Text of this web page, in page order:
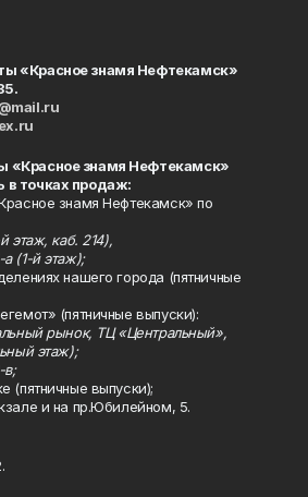
«Красное знамя Нефтекамск»
«Красное знамя Нефтекамск»
в точках продаж:
знамя Нефтекамск» по
этаж, каб. 214),
(1-й этаж);
нашего города (пятничные
(пятничные выпуски):
рынок, ТЦ «Центральный»,
этаж);
в;
(пятничные выпуски);
и на пр.Юбилейном, 5.